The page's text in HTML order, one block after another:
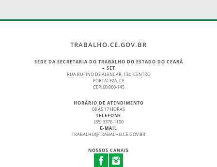
TRABALHO.CE.GOV.BR
SEDE DA SECRETARIA DO TRABALHO DO ESTADO DO CEARÁ
– SET
RUA RUFINO DE ALENCAR, 134 -CENTRO
FORTALEZA, CE
CEP: 60.060-145
HORÁRIO DE ATENDIMENTO
08 ÀS 17 HORAS
TELEFONE
(85) 3376-1100
E-MAIL
TRABALHO@TRABALHO.CE.GOV.BR
NOSSOS CANAIS